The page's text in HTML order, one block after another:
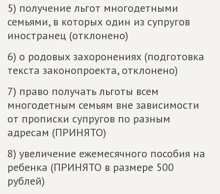
5) получение льгот многодетными
семьями, в которых один из супругов
иностранец (отклонено)
6) о родовых захоронениях (подготовка
текста законопроекта, отклонено)
7) право получать льготы всем
многодетным семьям вне зависимости
от прописки супругов по разным
адресам (ПРИНЯТО)
8) увеличение ежемесячного пособия на
ребенка (ПРИНЯТО в размере 500
рублей)